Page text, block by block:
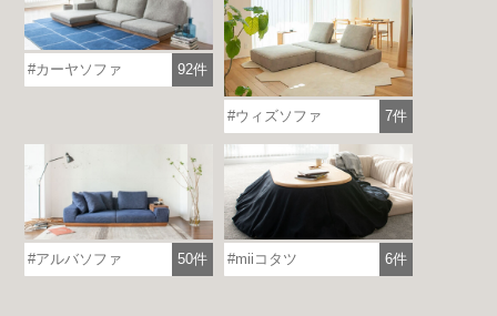
各地で出張ショールームを開催！
この機会にHAREMのソファをお試しくだ
さい。
カーヤソファ 92件
ウィズソファ 7件
アルバソファ 50件 miiコタツ 6件